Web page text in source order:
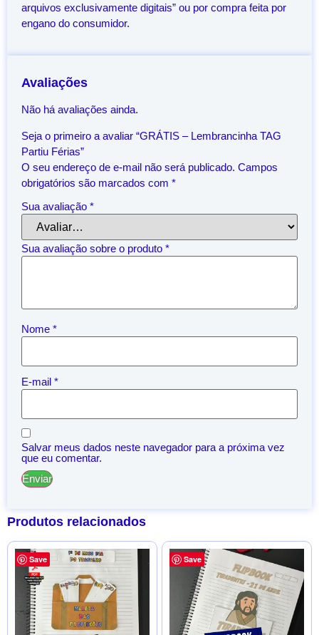
arquivos exclusivamente digitais” ou por compra feita por
engano do consumidor.
Avaliações
Não há avaliações ainda.
Seja o primeiro a avaliar “GRÁTIS – Lembrancinha TAG
Partiu Férias”
O seu endereço de e-mail não será publicado. Campos
obrigatórios são marcados com *
Sua avaliação *
Sua avaliação sobre o produto *
Nome *
E-mail *
Salvar meus dados neste navegador para a próxima vez
que eu comentar.
Produtos relacionados
Save Save